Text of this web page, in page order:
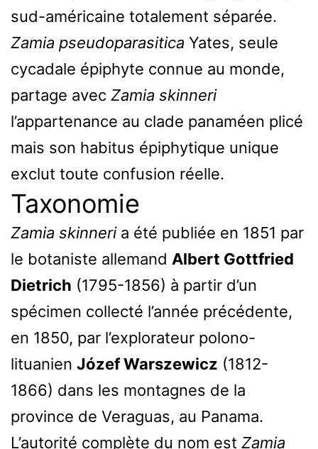
sud-américaine totalement séparée.
Zamia pseudoparasitica Yates, seule
cycadale épiphyte connue au monde,
partage avec Zamia skinneri
l’appartenance au clade panaméen plicé
mais son habitus épiphytique unique
exclut toute confusion réelle.
Taxonomie
Zamia skinneria été publiée en 1851 par
le botaniste allemand Albert Gottfried
Dietrich (1795-1856) à partir d’un
spécimen collecté l’année précédente,
en 1850, par l’explorateur polono-
lituanien Józef Warszewicz (1812-
1866) dans les montagnes de la
province de Veraguas, au Panama.
L’autorité complète du nom est Zamia